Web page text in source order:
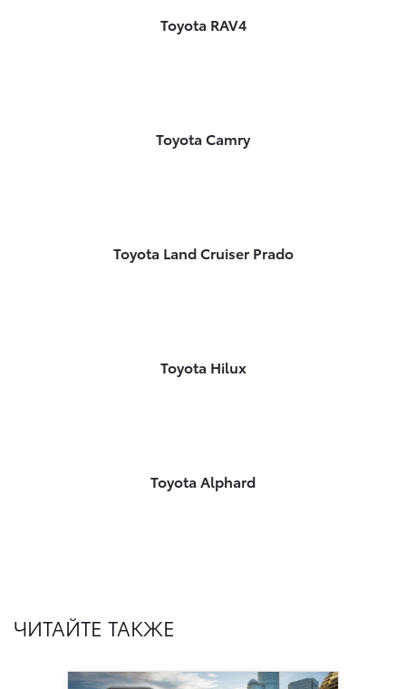
Toyota RAV4
Toyota Camry
Toyota Land Cruiser Prado
Toyota Hilux
Toyota Alphard
ЧИТАЙТЕ ТАКЖЕ